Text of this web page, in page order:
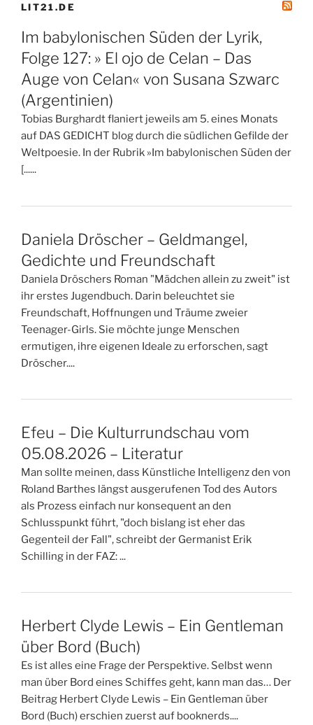
LIT21.DE
Im babylonischen Süden der Lyrik,
Folge 127: » El ojo de Celan – Das
Auge von Celan« von Susana Szwarc
(Argentinien)
Tobias Burghardt flaniert jeweils am 5. eines Monats
auf DAS GEDICHT blog durch die südlichen Gefilde der
Weltpoesie. In der Rubrik »Im babylonischen Süden der
[......
Daniela Dröscher – Geldmangel,
Gedichte und Freundschaft
Daniela Dröschers Roman "Mädchen allein zu zweit" ist
ihr erstes Jugendbuch. Darin beleuchtet sie
Freundschaft, Hoffnungen und Träume zweier
Teenager-Girls. Sie möchte junge Menschen
ermutigen, ihre eigenen Ideale zu erforschen, sagt
Dröscher....
Efeu – Die Kulturrundschau vom
05.08.2026 – Literatur
Man sollte meinen, dass Künstliche Intelligenz den von
Roland Barthes längst ausgerufenen Tod des Autors
als Prozess einfach nur konsequent an den
Schlusspunkt führt, "doch bislang ist eher das
Gegenteil der Fall", schreibt der Germanist Erik
Schilling in der FAZ: ...
Herbert Clyde Lewis – Ein Gentleman
über Bord (Buch)
Es ist alles eine Frage der Perspektive. Selbst wenn
man über Bord eines Schiffes geht, kann man das… Der
Beitrag Herbert Clyde Lewis – Ein Gentleman über
Bord (Buch) erschien zuerst auf booknerds....